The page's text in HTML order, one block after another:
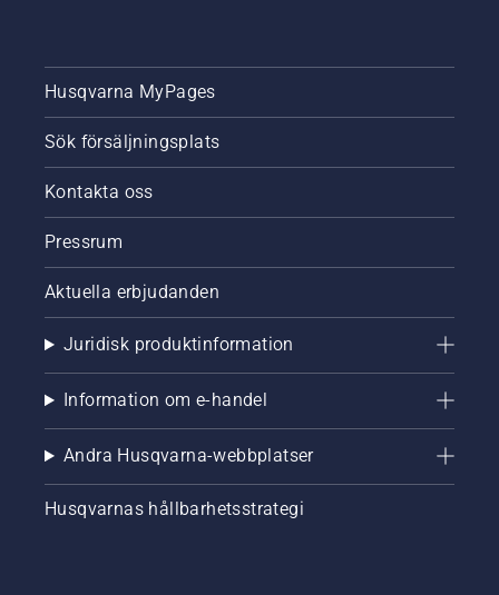
Husqvarna MyPages
Sök försäljningsplats
Kontakta oss
Pressrum
Aktuella erbjudanden
Juridisk produktinformation
Information om e-handel
Andra Husqvarna-webbplatser
Husqvarnas hållbarhetsstrategi